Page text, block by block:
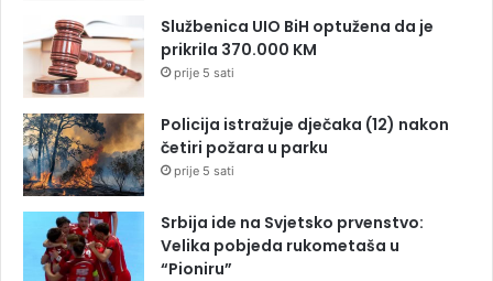
Službenica UIO BiH optužena da je
prikrila 370.000 KM
prije 5 sati
Policija istražuje dječaka (12) nakon
četiri požara u parku
prije 5 sati
Srbija ide na Svjetsko prvenstvo:
Velika pobjeda rukometaša u
“Pioniru”